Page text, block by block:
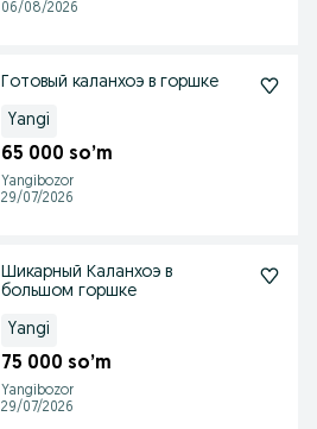
06/08/2026
Готовый каланхоэ в горшке
Yangi
65 000 so’m
Yangibozor
29/07/2026
Шикарный Каланхоэ в
большом горшке
Yangi
75 000 so’m
Yangibozor
29/07/2026